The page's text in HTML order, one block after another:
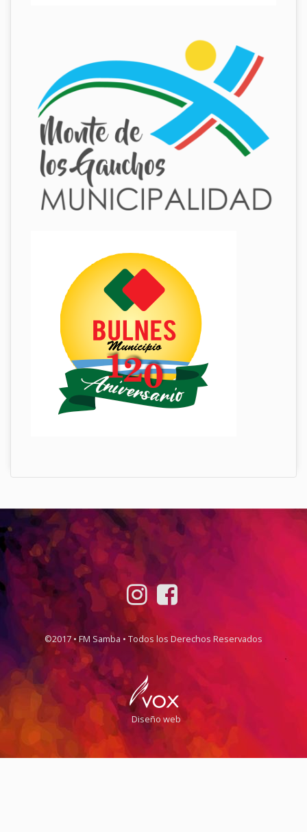
©2017 • FM Samba • Todos los Derechos Reservados
Diseño web